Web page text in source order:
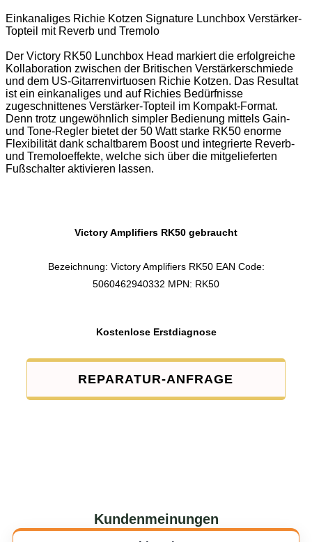
Einkanaliges Richie Kotzen Signature Lunchbox Verstärker-
Topteil mit Reverb und Tremolo
Der Victory RK50 Lunchbox Head markiert die erfolgreiche
Kollaboration zwischen der Britischen Verstärkerschmiede
und dem US-Gitarrenvirtuosen Richie Kotzen. Das Resultat
ist ein einkanaliges und auf Richies Bedürfnisse
zugeschnittenes Verstärker-Topteil im Kompakt-Format.
Denn trotz ungewöhnlich simpler Bedienung mittels Gain-
und Tone-Regler bietet der 50 Watt starke RK50 enorme
Flexibilität dank schaltbarem Boost und integrierte Reverb-
und Tremoloeffekte, welche sich über die mitgelieferten
Fußschalter aktivieren lassen.
Victory Amplifiers RK50 gebraucht
Bezeichnung: Victory Amplifiers RK50 EAN Code:
5060462940332 MPN: RK50
Kostenlose Erstdiagnose
REPARATUR-ANFRAGE
Kundenmeinungen